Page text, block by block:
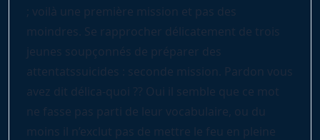
; voilà une première mission et pas des
moindres. Se rapprocher délicatement de trois
jeunes soupçonnés de préparer des
attentatssuicides : seconde mission. Pardon vous
avez dit délica-quoi ?? Oui il semble que ce mot
ne fasse pas parti de leur vocabulaire, ou du
moins il n’exclut pas de mettre le feu en pleine